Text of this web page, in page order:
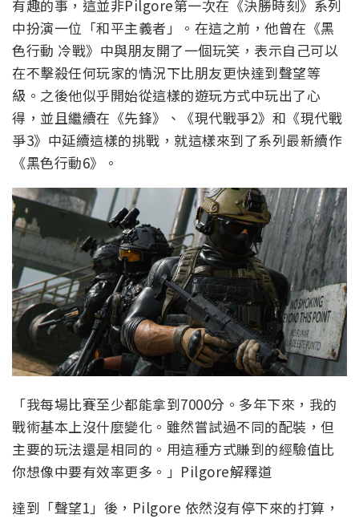
有趣的事，這並非Pilgore第一次在《決勝時刻》系列
中扮演一位「和平主義者」。在這之前，他曾在《黑
色行動 冷戰》中與朋友開了一個玩笑，表示自己可以
在不擊殺任何玩家的情況下比朋友更快達到聲望等
級。之後他似乎開始從這樣的遊玩方式中玩出了心
得，並且繼續在《先鋒》、《現代戰爭2》和《現代戰
爭3》中延續這樣的挑戰，就這樣來到了系列最新續作
《黑色行動6》。
「我每場比賽至少都能拿到7000分。多年下來，我的
戰術基本上沒什麼變化。雖然嘗試過不同的配裝，但
主要的玩法還是相同的。用這種方式賺到的經驗值比
你想像中要有效率更多。」Pilgore解釋道
達到「聲望1」後，Pilgore 依然沒有停下來的打算，